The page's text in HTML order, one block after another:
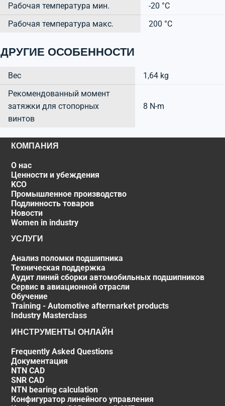
Рабочая температура мин.
-20 °C
Рабочая температура макс.
200 °C
ДРУГИЕ ОСОБЕННОСТИ
Вес
1,64 kg
Рекомендованный момент
затяжки для стопорных
винтов
8 N-m
КОМПАНИЯ
О нас
Ценности и убеждения
KCO
Промышленное производство
Подлинность товаров
Новости
Women in industry
УСЛУГИ
Анализ поломки подшипника
Техническая поддержка
Аудит линий сборки автомобильных подшипников
Сервис в авиационной отрасли
Обучение
Training - Automotive aftermarket products
Industry Masterclass
ИНСТРУМЕНТЫ ОНЛАЙН
Frequently Asked Questions
Документация
NTN CAD
SNR CAD
NTN bearing calculation
Конфигуратор линейного управления